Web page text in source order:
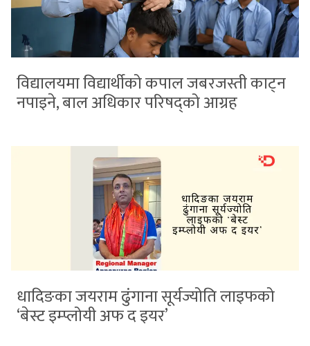
विद्यालयमा विद्यार्थीको कपाल जबरजस्ती काट्न
नपाइने, बाल अधिकार परिषद्को आग्रह
धादिङका जयराम ढुंगाना सूर्यज्योति लाइफको
‘बेस्ट इम्प्लोयी अफ द इयर’